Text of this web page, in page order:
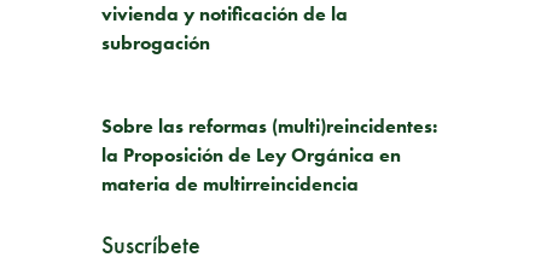
vivienda y notificación de la
subrogación
Sobre las reformas (multi)reincidentes:
la Proposición de Ley Orgánica en
materia de multirreincidencia
Suscríbete